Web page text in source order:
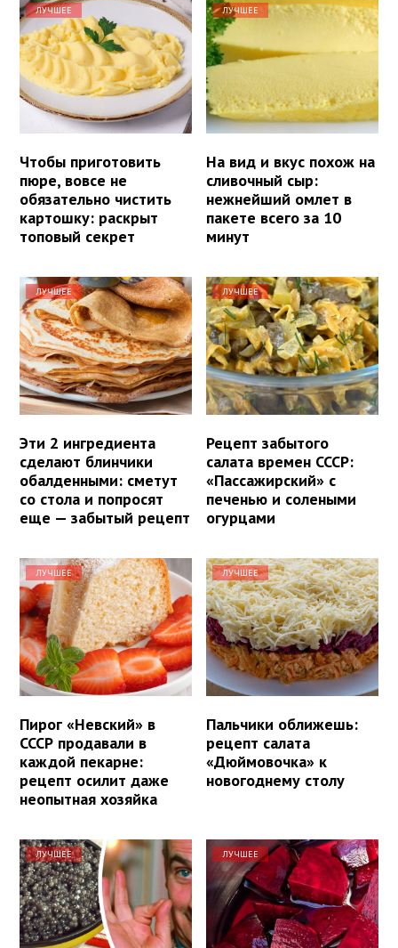
ЛУЧШЕЕ
Чтобы приготовить
пюре, вовсе не
обязательно чистить
картошку: раскрыт
топовый секрет
ЛУЧШЕЕ
На вид и вкус похож на
сливочный сыр:
нежнейший омлет в
пакете всего за 10
минут
ЛУЧШЕЕ
Эти 2 ингредиента
сделают блинчики
обалденными: сметут
со стола и попросят
еще — забытый рецепт
ЛУЧШЕЕ
Рецепт забытого
салата времен СССР:
«Пассажирский» с
печенью и солеными
огурцами
ЛУЧШЕЕ
Пирог «Невский» в
СССР продавали в
каждой пекарне:
рецепт осилит даже
неопытная хозяйка
ЛУЧШЕЕ
Пальчики оближешь:
рецепт салата
«Дюймовочка» к
новогоднему столу
ЛУЧШЕЕ ЛУЧШЕЕ